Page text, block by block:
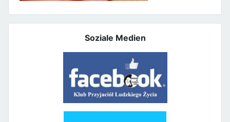
Soziale Medien